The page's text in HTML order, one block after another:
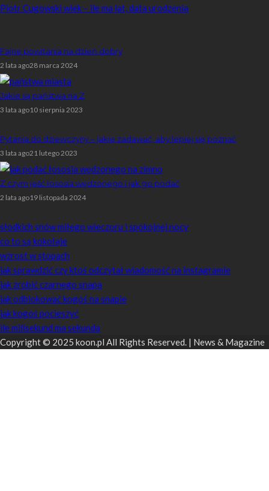
Piotr Cugowski wiek – ile ma lat, data urodzenia
Fajne powitania na dzień dobry
2 lata ago28 marca 2024
Jakie są państwa na Z
3 lata ago10 sierpnia 2023
Pytania do dziewczyny – jakie zadawać, aby lepiej się poznać
3 lata ago21 lutego 2023
Z czym jeść łososia wędzonego i jak go podać
2 lata ago19 listopada 2024
słodkich snów miłego wieczoru i spokojnej nocy
co to są kokołaje
wzrost w stopach
jak sprawdzić czy ktoś odczytał wiadomość na instagramie
jak zrobić czarnego snapa
jak odblokować kogoś na snapie
jak kogoś pocieszyć
ile milisekund ma sekunda
Copyright © 2025 koon.pl All Rights Reserved. | News & Magazine